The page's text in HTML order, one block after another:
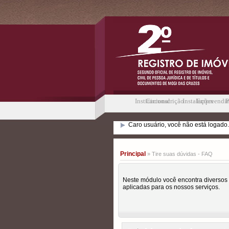
Institucional Instalações
Circunscrição
Caro usuário, você não está logado.
Principal » Tire suas dúvidas - FAQ
Neste módulo você encontra
aplicadas para os nossos serviços.